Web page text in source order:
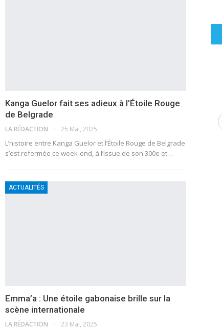
Kanga Guelor fait ses adieux à l’Étoile Rouge
de Belgrade
LA RÉDACTION 25 Mai, 2025
L’histoire entre Kanga Guelor et l’Étoile Rouge de Belgrade
s’est refermée ce week-end, à l’issue de son 300e et…
ACTUALITÉS
Emma’a : Une étoile gabonaise brille sur la
scène internationale
LA RÉDACTION 23 Mai, 2025